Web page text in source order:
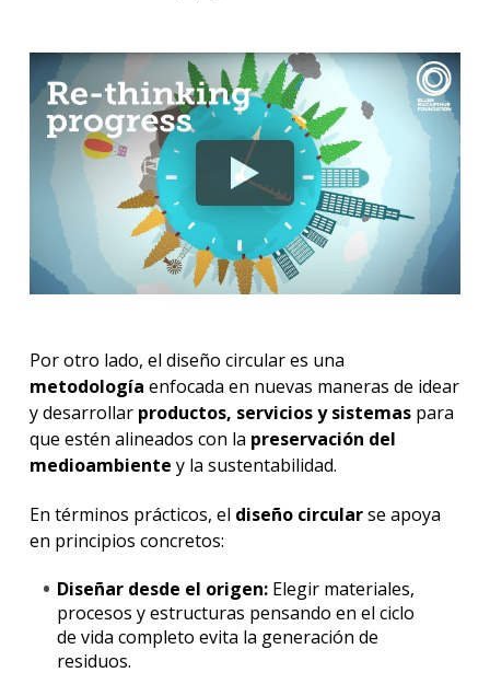
Por otro lado, el diseño circular es una
metodología enfocada en nuevas maneras de idear
y desarrollar productos, servicios y sistemaspara
que estén alineados con la preservación del
medioambiente y la sustentabilidad.
En términos prácticos, el diseño circularse apoya
en principios concretos:
Diseñar desde el origen:Elegir materiales,
procesos y estructuras pensando en el ciclo
de vida completo evita la generación de
residuos.